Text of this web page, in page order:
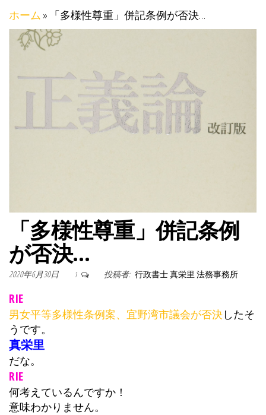
ホーム » 「多様性尊重」併記条例が否決…
「多様性尊重」併記条例
が否決…
2020年6月30日 1 投稿者: 行政書士 真栄里 法務事務所
RIE
男女平等多様性条例案、宜野湾市議会が否決したそ
うです。
真栄里
だな。
RIE
何考えているんですか！
意味わかりません。